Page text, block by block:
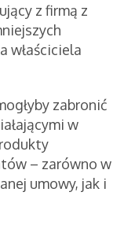
z firmą z
właściciela
zabronić
w
– zarówno w
umowy, jak i